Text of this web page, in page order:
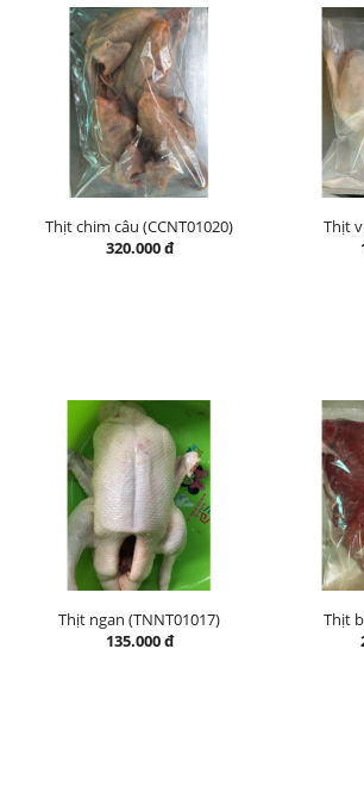
Thịt chim câu (CCNT01020)
320.000 đ
Thịt
Thịt ngan (TNNT01017)
135.000 đ
Thịt